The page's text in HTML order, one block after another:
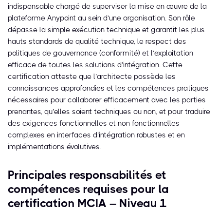
indispensable chargé de superviser la mise en œuvre de la
plateforme Anypoint au sein d’une organisation. Son rôle
dépasse la simple exécution technique et garantit les plus
hauts standards de qualité technique, le respect des
politiques de gouvernance (conformité) et l’exploitation
efficace de toutes les solutions d’intégration. Cette
certification atteste que l’architecte possède les
connaissances approfondies et les compétences pratiques
nécessaires pour collaborer efficacement avec les parties
prenantes, qu’elles soient techniques ou non, et pour traduire
des exigences fonctionnelles et non fonctionnelles
complexes en interfaces d’intégration robustes et en
implémentations évolutives.
Principales responsabilités et
compétences requises pour la
certification MCIA – Niveau 1